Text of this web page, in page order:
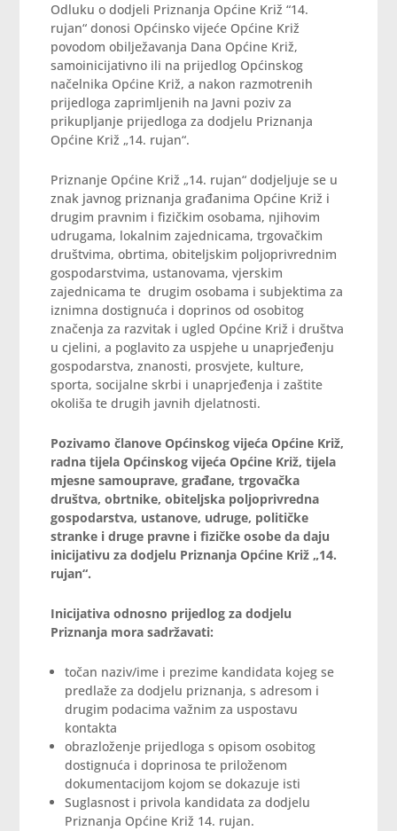
Odluku o dodjeli Priznanja Općine Križ “14.
rujan“ donosi Općinsko vijeće Općine Križ
povodom obilježavanja Dana Općine Križ,
samoinicijativno ili na prijedlog Općinskog
načelnika Općine Križ, a nakon razmotrenih
prijedloga zaprimljenih na Javni poziv za
prikupljanje prijedloga za dodjelu Priznanja
Općine Križ „14. rujan“.
Priznanje Općine Križ „14. rujan“ dodjeljuje se u
znak javnog priznanja građanima Općine Križ i
drugim pravnim i fizičkim osobama, njihovim
udrugama, lokalnim zajednicama, trgovačkim
društvima, obrtima, obiteljskim poljoprivrednim
gospodarstvima, ustanovama, vjerskim
zajednicama te drugim osobama i subjektima za
iznimna dostignuća i doprinos od osobitog
značenja za razvitak i ugled Općine Križ i društva
u cjelini, a poglavito za uspjehe u unaprjeđenju
gospodarstva, znanosti, prosvjete, kulture,
sporta, socijalne skrbi i unaprjeđenja i zaštite
okoliša te drugih javnih djelatnosti.
Pozivamo članove Općinskog vijeća Općine Križ,
radna tijela Općinskog vijeća Općine Križ, tijela
mjesne samouprave, građane, trgovačka
društva, obrtnike, obiteljska poljoprivredna
gospodarstva, ustanove, udruge, političke
stranke i druge pravne i fizičke osobe da daju
inicijativu za dodjelu Priznanja Općine Križ „14.
rujan“.
Inicijativa odnosno prijedlog za dodjelu
Priznanja mora sadržavati:
točan naziv/ime i prezime kandidata kojeg se
predlaže za dodjelu priznanja, s adresom i
drugim podacima važnim za uspostavu
kontakta
obrazloženje prijedloga s opisom osobitog
dostignuća i doprinosa te priloženom
dokumentacijom kojom se dokazuje isti
Suglasnost i privola kandidata za dodjelu
Priznanja Općine Križ 14. rujan.